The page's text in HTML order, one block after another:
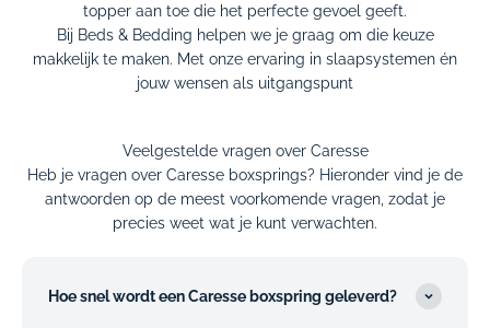
topper aan toe die het perfecte gevoel geeft.
Bij Beds & Bedding helpen we je graag om die keuze
makkelijk te maken. Met onze ervaring in slaapsystemen én
jouw wensen als uitgangspunt
Veelgestelde vragen over Caresse
Heb je vragen over Caresse boxsprings? Hieronder vind je de
antwoorden op de meest voorkomende vragen, zodat je
precies weet wat je kunt verwachten.
Hoe snel wordt een Caresse boxspring geleverd?